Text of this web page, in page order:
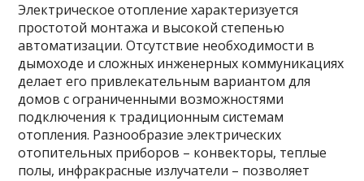
Электрическое отопление характеризуется
простотой монтажа и высокой степенью
автоматизации. Отсутствие необходимости в
дымоходе и сложных инженерных коммуникациях
делает его привлекательным вариантом для
домов с ограниченными возможностями
подключения к традиционным системам
отопления. Разнообразие электрических
отопительных приборов – конвекторы, теплые
полы, инфракрасные излучатели – позволяет